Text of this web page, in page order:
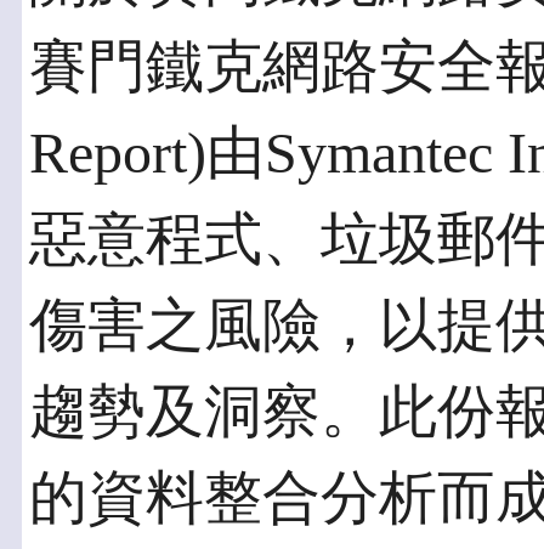
賽門鐵克網路安全
Report)由Symantec
惡意程式、垃圾郵
傷害之風險，以提
趨勢及洞察。此份
的資料整合分析而